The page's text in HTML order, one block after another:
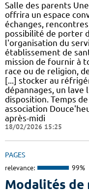
Salle des parents
offrira un espace
échanges,
possibilité de porter
l'organisation du
établissement de
mission de fournir à
race ou de religion,
[...] stocker au
dépannages, un lave
disposition. Temps
association
après-midi
18/02/2026 15:25
PAGES
relevance: 99%
Modalités de